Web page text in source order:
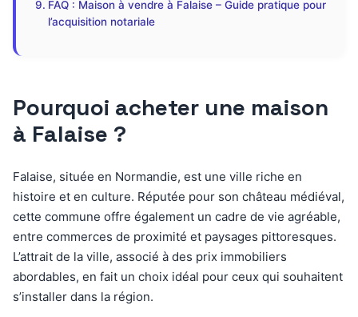
FAQ : Maison à vendre à Falaise – Guide pratique pour
l’acquisition notariale
Pourquoi acheter une maison
à Falaise ?
Falaise, située en Normandie, est une ville riche en
histoire et en culture. Réputée pour son château médiéval,
cette commune offre également un cadre de vie agréable,
entre commerces de proximité et paysages pittoresques.
L’attrait de la ville, associé à des prix immobiliers
abordables, en fait un choix idéal pour ceux qui souhaitent
s’installer dans la région.